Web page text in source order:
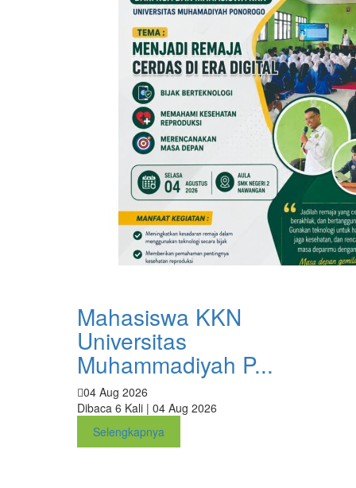
Mahasiswa KKN
Universitas
Muhammadiyah P...
04 Aug 2026
Dibaca 6 Kali | 04 Aug 2026
Selengkapnya